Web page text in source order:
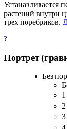
Устанавливается
растений внутри
трех поребриков.
?
Портрет
Без
2
3